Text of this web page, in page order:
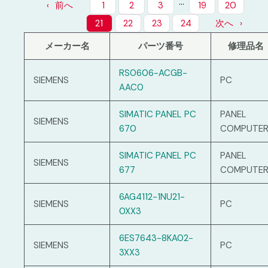
前へ 1 2 3 19
20
21
22 23 24
次へ
メーカー名
パーツ番号 修理品名
SIEMENS
RS0606-ACGB-
AAC0
PC
SIEMENS
SIMATIC PANEL PC
670
PANEL
COMPUTER
SIEMENS
SIMATIC PANEL PC
677
PANEL
COMPUTER
SIEMENS
6AG4112-1NU21-
0XX3
PC
SIEMENS
6ES7643-8KA02-
3XX3
PC